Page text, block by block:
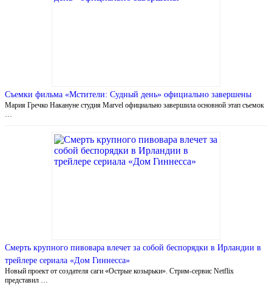
Съемки фильма «Мстители: Судный день» официально завершены
Мария Гречко Накануне студия Marvel официально завершила основной этап съемок
…
Смерть крупного пивовара влечет за собой беспорядки в Ирландии в
трейлере сериала «Дом Гиннесса»
Новый проект от создателя саги «Острые козырьки». Стрим-сервис Netflix
представил …